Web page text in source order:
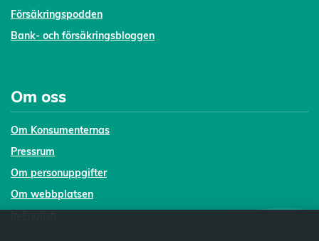
Försäkringspodden
Bank- och försäkringsbloggen
Om oss
Om Konsumenternas
Pressrum
Om personuppgifter
Om webbplatsen